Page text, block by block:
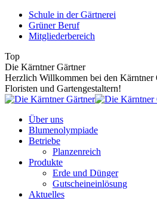
Zum
Inhalt
springen
Schule in der Gärtnerei
Grüner Beruf
Mitgliederbereich
Top
Die Kärntner Gärtner
Herzlich Willkommen bei den Kärntner
Floristen und Gartengestaltern!
Über uns
Blumenolympiade
Betriebe
Planzenreich
Produkte
Erde und Dünger
Gutscheineinlösung
Aktuelles